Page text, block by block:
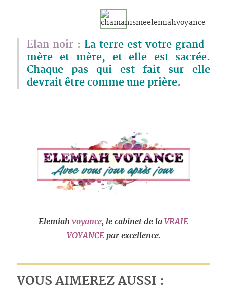
Elan noir : La terre est votre grand-
mère et mère, et elle est sacrée.
Chaque pas qui est fait sur elle
devrait être comme une prière.
Elemiah voyance, le cabinet de laVRAIE
VOYANCEpar excellence.
VOUS AIMEREZ AUSSI :